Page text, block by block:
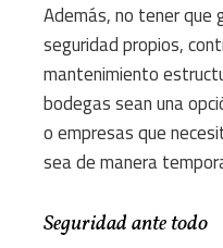
Además, no tener que
seguridad propios,
mantenimiento
bodegas sean una
o empresas que
sea de manera
Seguridad ante todo